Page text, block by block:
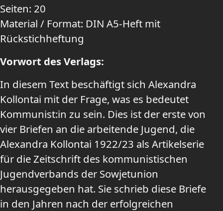
Seiten: 20
Material / Format: DIN A5-Heft mit
Rückstichheftung
Vorwort des Verlags:
In diesem Text beschäftigt sich Alexandra
Kollontai mit der Frage, was es bedeutet
Kommunist:in zu sein. Dies ist der erste von
vier Briefen an die arbeitende Jugend, die
Alexandra Kollontai 1922/23 als Artikelserie
für die Zeitschrift des kommunistischen
Jugendverbands der Sowjetunion
herausgegeben hat. Sie schrieb diese Briefe
in den Jahren nach der erfolgreichen